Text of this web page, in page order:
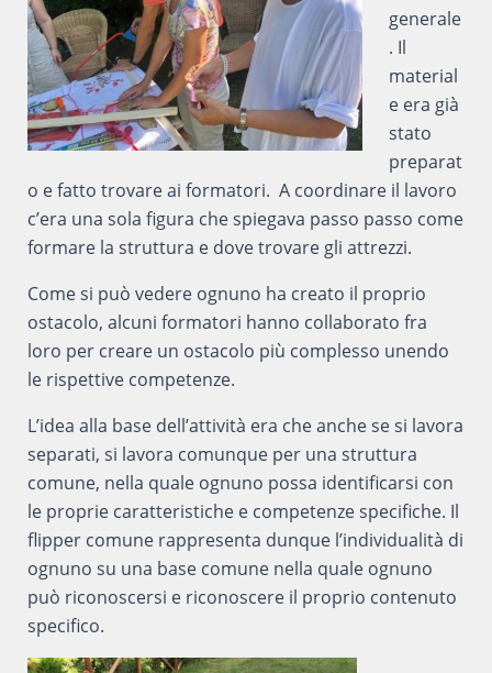
generale
. Il
material
e era già
stato
preparat
o e fatto trovare ai formatori. A coordinare il lavoro
c’era una sola figura che spiegava passo passo come
formare la struttura e dove trovare gli attrezzi.
Come si può vedere ognuno ha creato il proprio
ostacolo, alcuni formatori hanno collaborato fra
loro per creare un ostacolo più complesso unendo
le rispettive competenze.
L’idea alla base dell’attività era che anche se si lavora
separati, si lavora comunque per una struttura
comune, nella quale ognuno possa identificarsi con
le proprie caratteristiche e competenze specifiche. Il
flipper comune rappresenta dunque l’individualità di
ognuno su una base comune nella quale ognuno
può riconoscersi e riconoscere il proprio contenuto
specifico.